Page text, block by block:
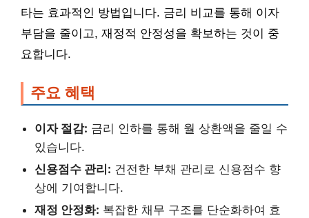
타는 효과적인 방법입니다. 금리 비교를 통해 이자
부담을 줄이고, 재정적 안정성을 확보하는 것이 중
요합니다.
주요 혜택
이자 절감: 금리 인하를 통해 월 상환액을 줄일 수
있습니다.
신용점수 관리: 건전한 부채 관리로 신용점수 향
상에 기여합니다.
재정 안정화: 복잡한 채무 구조를 단순화하여 효